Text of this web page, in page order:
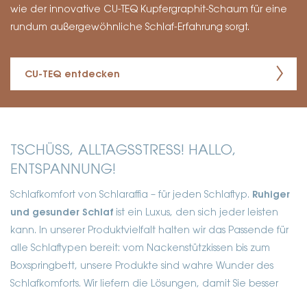
wie der innovative CU-TEQ Kupfergraphit-Schaum für eine
rundum außergewöhnliche Schlaf-Erfahrung sorgt.
CU-TEQ entdecken
TSCHÜSS, ALLTAGSSTRESS! HALLO,
ENTSPANNUNG!
Schlafkomfort von Schlaraffia – für jeden Schlaftyp. Ruhiger
und gesunder Schlaf ist ein Luxus, den sich jeder leisten
kann. In unserer Produktvielfalt halten wir das Passende für
alle Schlaftypen bereit: vom Nackenstützkissen bis zum
Boxspringbett, unsere Produkte sind wahre Wunder des
Schlafkomforts. Wir liefern die Lösungen, damit Sie besser